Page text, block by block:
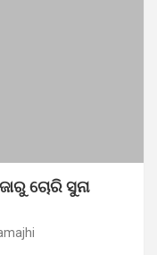
ଚୋରି ସୁନା